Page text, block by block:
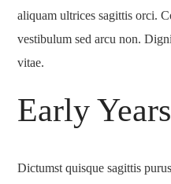
aliquam ultrices sagittis orci.
vestibulum sed arcu non.
vitae.
Early Years
Dictumst quisque sagittis